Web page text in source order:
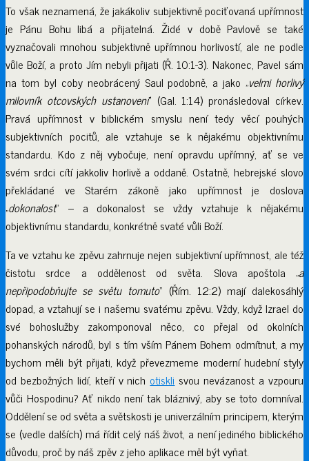
To však neznamená, že jakákoliv subjektivně pociťovaná upřímnost
je Pánu Bohu libá a přijatelná. Židé v době Pavlově se také
vyznačovali mnohou subjektivně upřímnou horlivostí, ale ne podle
vůle Boží, a proto Jím nebyli přijati (Ř. 10:1-3). Nakonec, Pavel sám
na tom byl coby neobrácený Saul podobně, a jako „velmi horlivý
milovník otcovských ustanovení“ (Gal. 1:14) pronásledoval církev.
Pravá upřímnost v biblickém smyslu není tedy věcí pouhých
subjektivních pocitů, ale vztahuje se k nějakému objektivnímu
standardu. Kdo z něj vybočuje, není opravdu upřímný, ať se ve
svém srdci cítí jakkoliv horlivě a oddaně. Ostatně, hebrejské slovo
překládané ve Starém zákoně jako upřímnost je doslova
„dokonalost“ – a dokonalost se vždy vztahuje k nějakému
objektivnímu standardu, konkrétně svaté vůli Boží.
Ta ve vztahu ke zpěvu zahrnuje nejen subjektivní upřímnost, ale též
čistotu srdce a oddělenost od světa. Slova apoštola „a
nepřipodobňujte se světu tomuto“ (Řím. 12:2) mají dalekosáhlý
dopad, a vztahují se i našemu svatému zpěvu. Vždy, když Izrael do
své bohoslužby zakomponoval něco, co přejal od okolních
pohanských národů, byl s tím vším Pánem Bohem odmítnut, a my
bychom měli být přijati, když převezmeme moderní hudební styly
od bezbožných lidí, kteří v nich otiskli svou nevázanost a vzpouru
vůči Hospodinu? Ať nikdo není tak bláznivý, aby se toto domníval.
Oddělení se od světa a světskosti je univerzálním principem, kterým
se (vedle dalších) má řídit celý náš život, a není jediného biblického
důvodu, proč by náš zpěv z jeho aplikace měl být vyňat.